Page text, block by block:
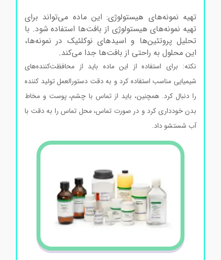
تهیه نمونه‌های هیستولوژی: این ماده می‌تواند برای
تهیه نمونه‌های هیستولوژی از بافت‌ها استفاده شود. با
تحلیل پروتئین‌ها و اسیدهای نوکلئیک در نمونه‌ها،
این محلول به راحتی از بافت‌ها جدا می‌کند.
نکته: برای استفاده از این ماده باید از محافظت‌کننده‌های
شیمیایی مناسب استفاده کرد و به دقت دستورالعمل تولید کننده
را دنبال کرد. همچنین، باید از تماس با چشم، پوست و مخاط
بدن خودداری کرد و در صورت تماس، محل تماس را به دقت با
آب شستشو داد.